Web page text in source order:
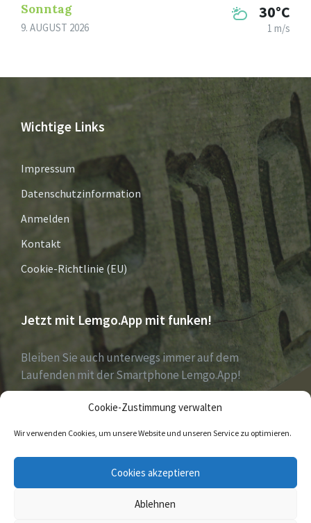
Cookie-Zustimmung verwalten
Wir verwenden Cookies, um unsere Website und unseren Service zu optimieren.
Cookies akzeptieren
Ablehnen
Sonntag
9. AUGUST 2026
30°C
1 m/s
Wichtige Links
Impressum
Datenschutzinformation
Anmelden
Kontakt
Cookie-Richtlinie (EU)
Jetzt mit Lemgo.App mit funken!
Bleiben Sie auch unterwegs immer auf dem
Laufenden mit der Smartphone Lemgo.App!
Jetzt laden für iOS & Android
Facebook Twitter